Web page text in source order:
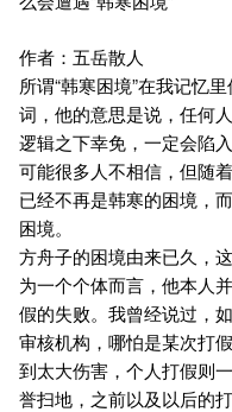
作者：五岳散人
所谓“韩寒困境”在我记忆
词，他的意思是说，任何
逻辑之下幸免，一定会陷
可能很多人不相信，但随
已经不再是韩寒的困境，
困境。
方舟子的困境由来已久，
为一个个体而言，他本人
假的失败。我曾经说过，
审核机构，哪怕是某次打
到太大伤害，个人打假则
誉扫地，之前以及以后的